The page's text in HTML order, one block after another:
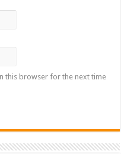
this browser for the next time